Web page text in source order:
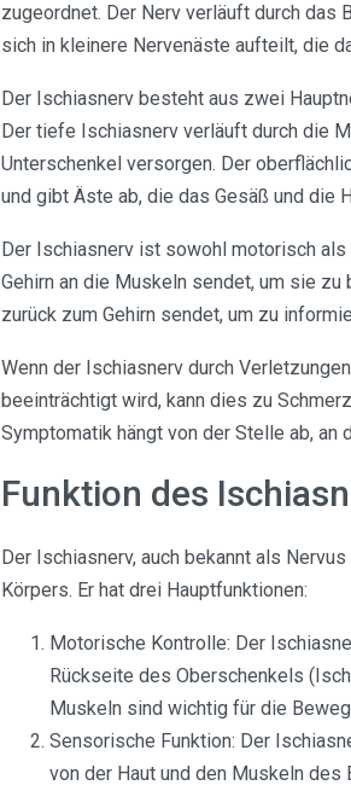
zugeordnet. Der Nerv verläuft durch das
sich in kleinere Nervenäste aufteilt, die
Der Ischiasnerv besteht aus zwei
Der tiefe Ischiasnerv verläuft durch die
Unterschenkel versorgen. Der
und gibt Äste ab, die das Gesäß und die
Der Ischiasnerv ist sowohl motorisch
Gehirn an die Muskeln sendet, um sie
zurück zum Gehirn sendet, um zu
Wenn der Ischiasnerv durch
beeinträchtigt wird, kann dies zu
Symptomatik hängt von der Stelle ab, an
Funktion des
Der Ischiasnerv, auch bekannt als
Körpers. Er hat drei Hauptfunktionen:
Motorische Kontrolle: Der
Rückseite des Oberschenkels
Muskeln sind wichtig für die
Sensorische Funktion: Der
von der Haut und den Muskeln des